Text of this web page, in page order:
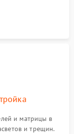
дорожек,
и матрицы в
и трещин.